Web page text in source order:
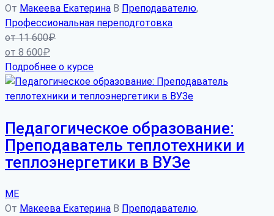
От Макеева Екатерина В Преподавателю,
Профессиональная переподготовка
от11 600₽
от 8 600₽
Подробнее о курсе
Педагогическое образование:
Преподаватель теплотехники и
теплоэнергетики в ВУЗе
МЕ
От Макеева Екатерина В Преподавателю,